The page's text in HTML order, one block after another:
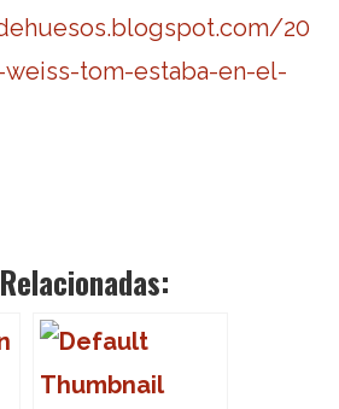
20
tom-estaba-en-el-